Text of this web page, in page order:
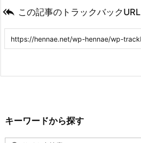
 この記事のトラックバックURL
キーワードから探す